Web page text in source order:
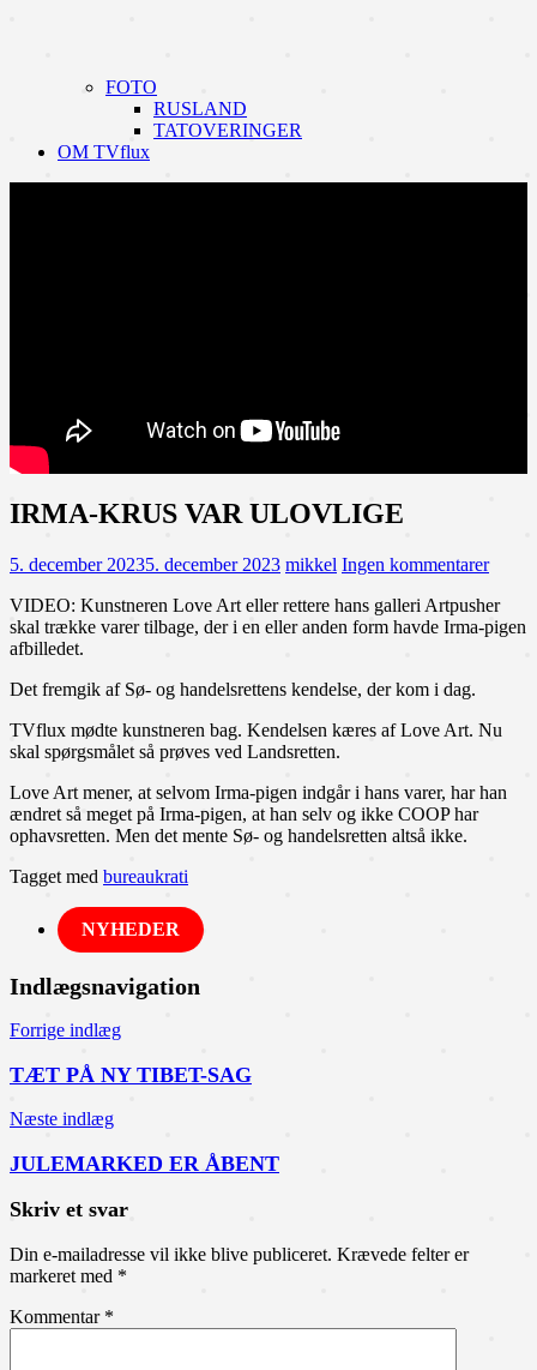
FOTO
RUSLAND
TATOVERINGER
OM TVflux
IRMA-KRUS VAR ULOVLIGE
5. december 20235. december 2023 mikkel Ingen kommentarer
VIDEO: Kunstneren Love Art eller rettere hans galleri Artpusher
skal trække varer tilbage, der i en eller anden form havde Irma-pigen
afbilledet.
Det fremgik af Sø- og handelsrettens kendelse, der kom i dag.
TVflux mødte kunstneren bag. Kendelsen kæres af Love Art. Nu
skal spørgsmålet så prøves ved Landsretten.
Love Art mener, at selvom Irma-pigen indgår i hans varer, har han
ændret så meget på Irma-pigen, at han selv og ikke COOP har
ophavsretten. Men det mente Sø- og handelsretten altså ikke.
Tagget med bureaukrati
NYHEDER
Indlægsnavigation
Forrige indlæg
TÆT PÅ NY TIBET-SAG
Næste indlæg
JULEMARKED ER ÅBENT
Skriv et svar
Din e-mailadresse vil ikke blive publiceret. Krævede felter er
markeret med *
Kommentar *